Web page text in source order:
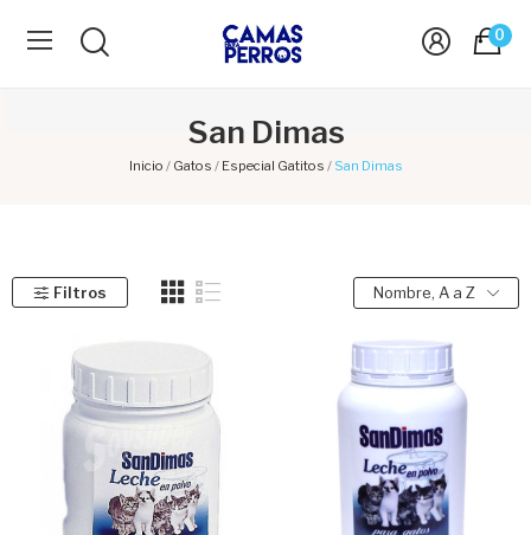
0
San Dimas
Inicio Gatos Especial Gatitos San Dimas
Filtros Nombre, A a Z